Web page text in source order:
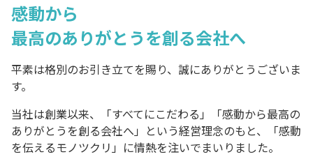
感動から
最高のありがとうを創る会社へ
平素は格別のお引き立てを賜り、誠にありがとうございま
す。
当社は創業以来、「すべてにこだわる」「感動から最高の
ありがとうを創る会社へ」という経営理念のもと、「感動
を伝えるモノツクリ」に情熱を注いでまいりました。